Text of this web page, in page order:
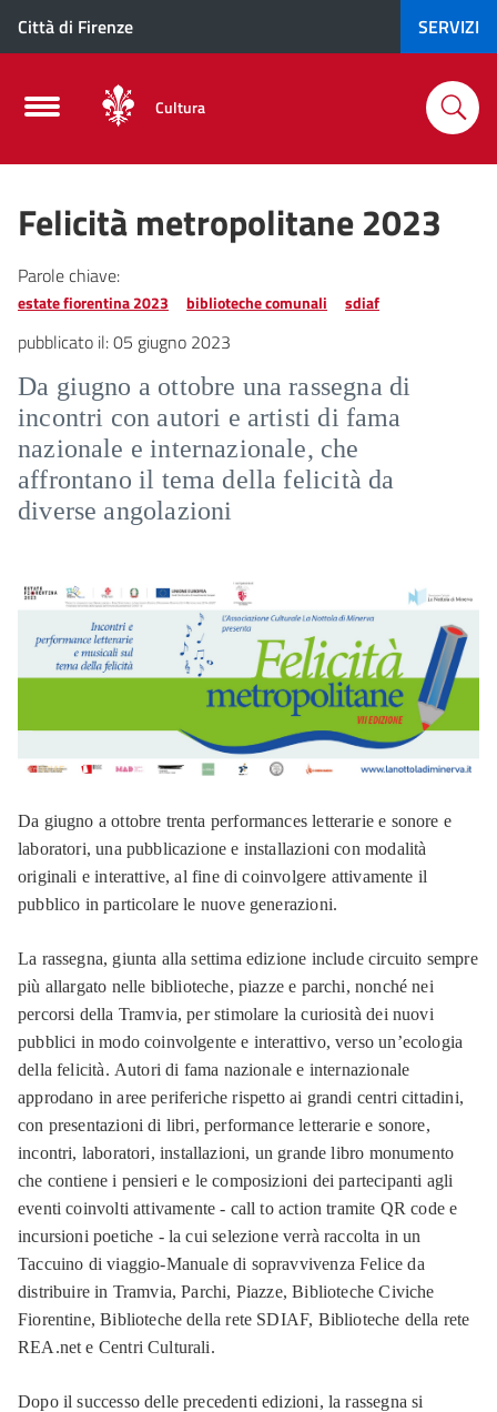
Città di Firenze SERVIZI
Cultura
Felicità metropolitane 2023
Parole chiave:
estate fiorentina 2023 biblioteche comunali sdiaf
pubblicato il:05 giugno 2023
Da giugno a ottobre una rassegna di
incontri con autori e artisti di fama
nazionale e internazionale, che
affrontano il tema della felicità da
diverse angolazioni
Da giugno a ottobre trenta performances letterarie e sonore e
laboratori, una pubblicazione e installazioni con modalità
originali e interattive, al fine di coinvolgere attivamente il
pubblico in particolare le nuove generazioni.
La rassegna, giunta alla settima edizione include circuito sempre
più allargato nelle biblioteche, piazze e parchi, nonché nei
percorsi della Tramvia, per stimolare la curiosità dei nuovi
pubblici in modo coinvolgente e interattivo, verso un’ecologia
della felicità. Autori di fama nazionale e internazionale
approdano in aree periferiche rispetto ai grandi centri cittadini,
con presentazioni di libri, performance letterarie e sonore,
incontri, laboratori, installazioni, un grande libro monumento
che contiene i pensieri e le composizioni dei partecipanti agli
eventi coinvolti attivamente - call to action tramite QR code e
incursioni poetiche - la cui selezione verrà raccolta in un
Taccuino di viaggio-Manuale di sopravvivenza Felice da
distribuire in Tramvia, Parchi, Piazze, Biblioteche Civiche
Fiorentine, Biblioteche della rete SDIAF, Biblioteche della rete
REA.net e Centri Culturali.
Dopo il successo delle precedenti edizioni, la rassegna si